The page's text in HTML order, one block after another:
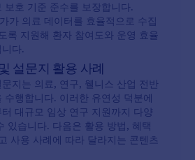
보호 기준 준수를 보장합니다.
가 의료 데이터를 효율적으로 수집
록 지원해 환자 참여도와 운영 효율
다.
설문지 활용 사례
지는 의료, 연구, 웰니스 산업 전반
수행합니다. 이러한 유연성 덕분에
대규모 임상 연구 지원까지 다양
있습니다. 다음은 활용 방법, 혜택
사용 사례에 따라 달라지는 콘텐츠